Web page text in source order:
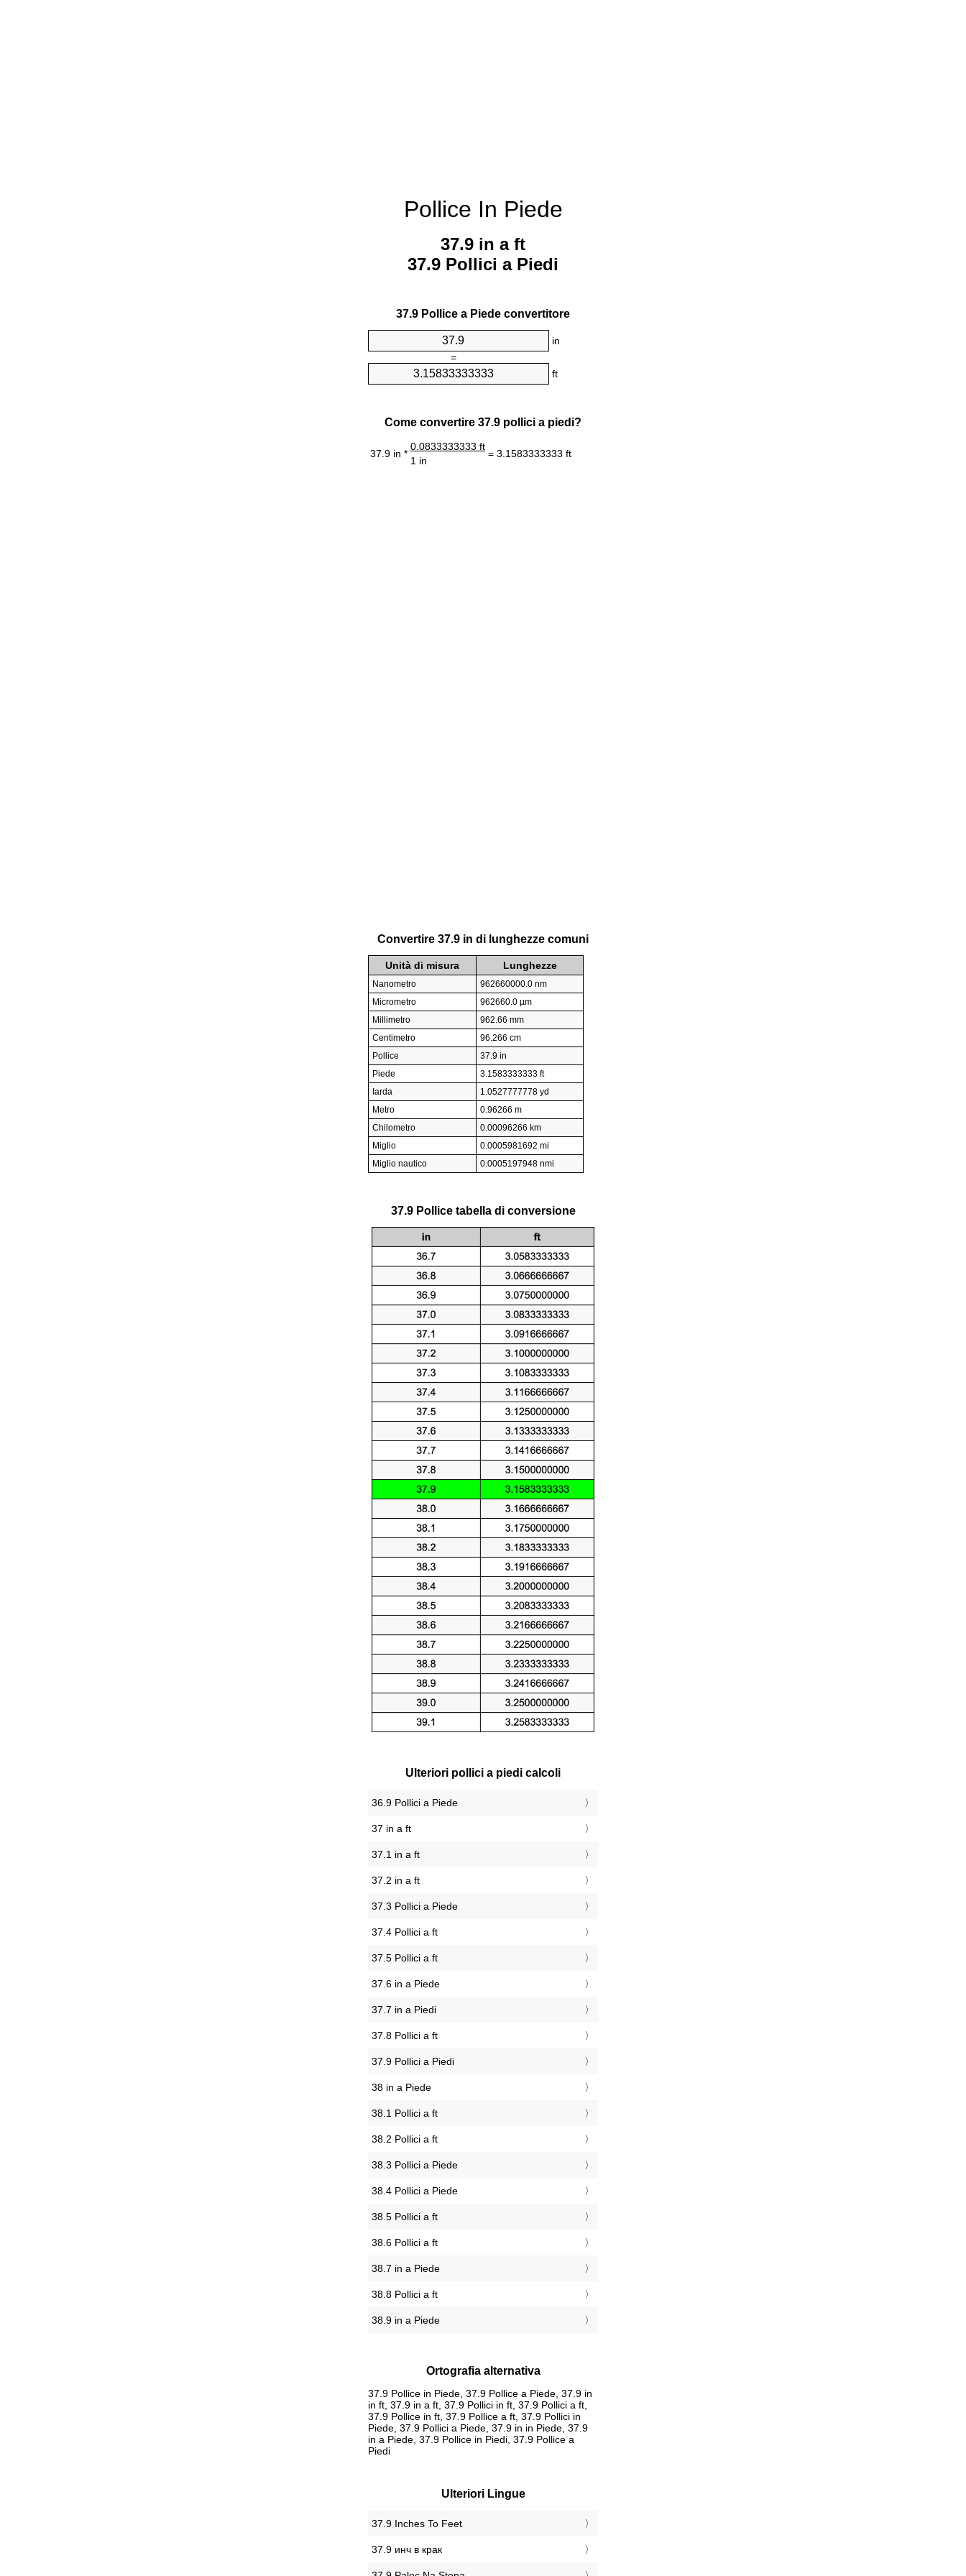
Pollice In Piede
37.9 in a ft
37.9 Pollici a Piedi
37.9 Pollice a Piede convertitore
in
=
ft
Come convertire 37.9 pollici a piedi?
37.9 in *
0.0833333333 ft
= 3.1583333333 ft
1 in
Convertire 37.9 in di lunghezze comuni
Unità di misura Lunghezze
Nanometro
962660000.0 nm
Micrometro
962660.0 µm
Millimetro
962.66 mm
Centimetro
96.266 cm
Pollice
37.9 in
Piede
3.1583333333 ft
Iarda
1.0527777778 yd
Metro
0.96266 m
Chilometro
0.00096266 km
Miglio
0.0005981692 mi
Miglio nautico
0.0005197948 nmi
37.9 Pollice tabella di conversione
Ulteriori pollici a piedi calcoli
36.9 Pollici a Piede
37 in a ft
37.1 in a ft
37.2 in a ft
37.3 Pollici a Piede
37.4 Pollici a ft
37.5 Pollici a ft
37.6 in a Piede
37.7 in a Piedi
37.8 Pollici a ft
37.9 Pollici a Piedi
38 in a Piede
38.1 Pollici a ft
38.2 Pollici a ft
38.3 Pollici a Piede
38.4 Pollici a Piede
38.5 Pollici a ft
38.6 Pollici a ft
38.7 in a Piede
38.8 Pollici a ft
38.9 in a Piede
Ortografia alternativa
37.9 Pollice in Piede, 37.9 Pollice a Piede, 37.9 in
in ft, 37.9 in a ft, 37.9 Pollici in ft, 37.9 Pollici a ft,
37.9 Pollice in ft, 37.9 Pollice a ft, 37.9 Pollici in
Piede, 37.9 Pollici a Piede, 37.9 in in Piede, 37.9
in a Piede, 37.9 Pollice in Piedi, 37.9 Pollice a
Piedi
Ulteriori Lingue
‎37.9 Inches To Feet
‎37.9 инч в крак